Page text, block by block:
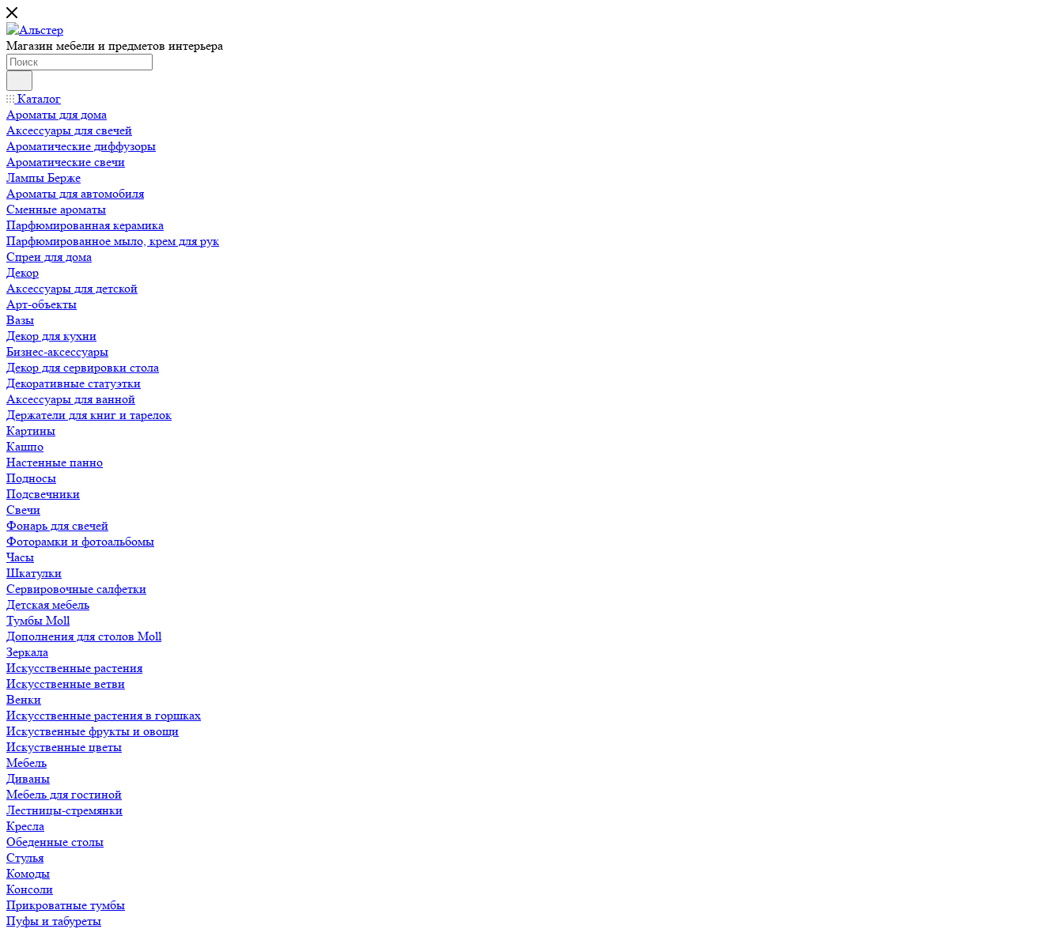
Магазин мебели и предметов интерьера
Каталог
Ароматы для дома
Аксессуары для свечей
Ароматические диффузоры
Ароматические свечи
Лампы Берже
Ароматы для автомобиля
Сменные ароматы
Парфюмированная керамика
Парфюмированное мыло, крем для рук
Спреи для дома
Декор
Аксессуары для детской
Арт-объекты
Вазы
Декор для кухни
Бизнес-аксессуары
Декор для сервировки стола
Декоративные статуэтки
Аксессуары для ванной
Держатели для книг и тарелок
Картины
Кашпо
Настенные панно
Подносы
Подсвечники
Свечи
Фонарь для свечей
Фоторамки и фотоальбомы
Часы
Шкатулки
Сервировочные салфетки
Детская мебель
Тумбы Moll
Дополнения для столов Moll
Зеркала
Искусственные растения
Искусственные ветви
Венки
Искусственные растения в горшках
Искуственные фрукты и овощи
Искуственные цветы
Мебель
Диваны
Мебель для гостиной
Лестницы-стремянки
Кресла
Обеденные столы
Стулья
Комоды
Консоли
Прикроватные тумбы
Пуфы и табуреты